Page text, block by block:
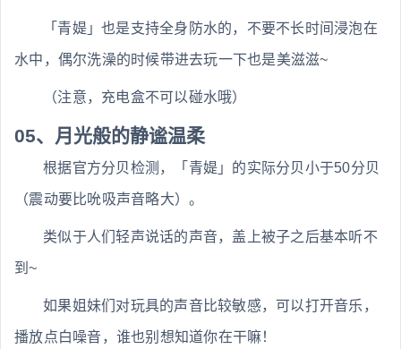
「青媞」也是支持全身防水的，不要不长时间浸泡在
水中，偶尔洗澡的时候带进去玩一下也是美滋滋~
（注意，充电盒不可以碰水哦）
05、月光般的静谧温柔
根据官方分贝检测，「青媞」的实际分贝小于50分贝
（震动要比吮吸声音略大）。
类似于人们轻声说话的声音，盖上被子之后基本听不
到~
如果姐妹们对玩具的声音比较敏感，可以打开音乐，
播放点白噪音，谁也别想知道你在干嘛！